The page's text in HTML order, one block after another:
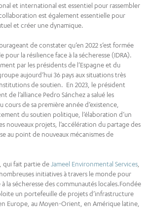
et international est essentiel pour rassembler
est également essentielle pour
et créer une dynamique.
de constater qu’en 2022 s’est formée
pour la résilience face à la sécheresse (IDRA).
par les présidents de l’Espagne et du
aujourd’hui 36 pays aux situations très
de soutien. En 2023, le président
de l’alliance Pedro Sánchez a salué les
cours de sa première année d’existence,
du soutien politique, l’élaboration d’un
nouveaux projets, l’accélération du partage des
au point de nouveaux mécanismes de
, qui fait partie deJameel Environmental Services
initiatives à travers le monde pour
la sécheresse des communautés locales.Fondée
un portefeuille de projets d’infrastructure
Europe, au Moyen-Orient, en Amérique latine,